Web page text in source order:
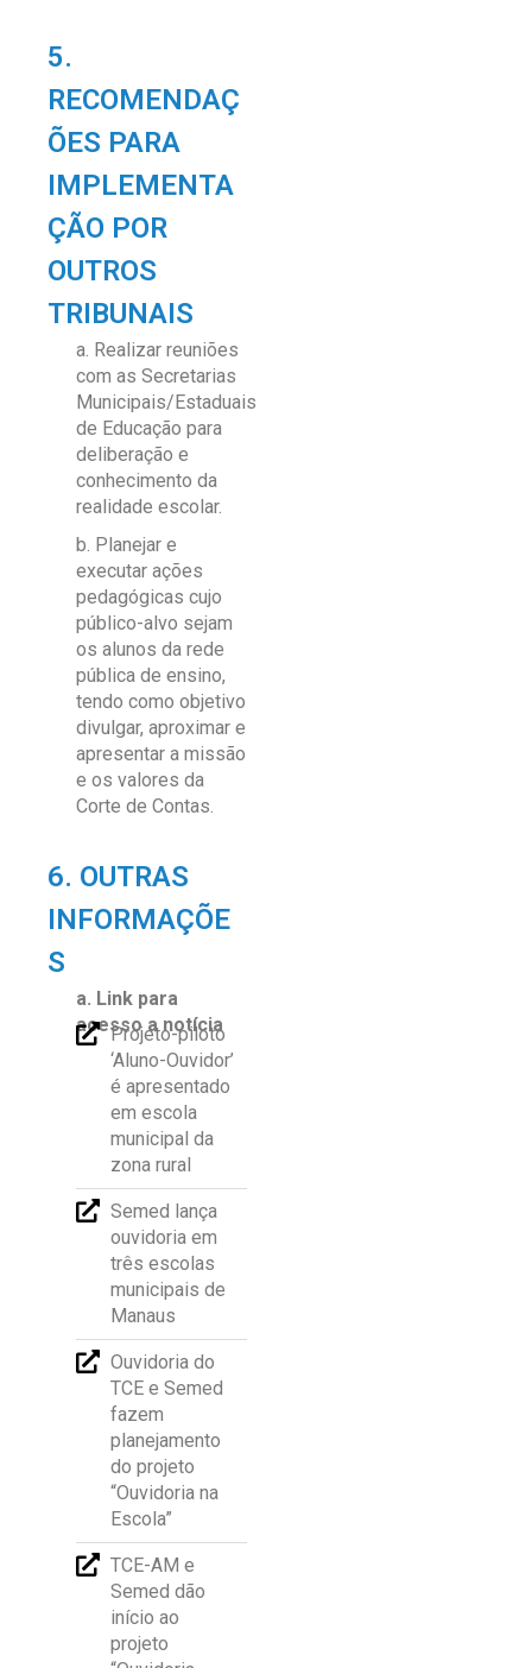
5.
RECOMENDAÇ
ÕES PARA
IMPLEMENTA
ÇÃO POR
OUTROS
TRIBUNAIS
a. Realizar reuniões
com as Secretarias
Municipais/Estaduais
de Educação para
deliberação e
conhecimento da
realidade escolar.
b. Planejar e
executar ações
pedagógicas cujo
público-alvo sejam
os alunos da rede
pública de ensino,
tendo como objetivo
divulgar, aproximar e
apresentar a missão
e os valores da
Corte de Contas.
6. OUTRAS
INFORMAÇÕE
S
a. Link para
acessoanotícia
Projeto-piloto
‘Aluno-Ouvidor’
é apresentado
em escola
municipal da
zona rural
Semed lança
ouvidoria em
três escolas
municipais de
Manaus
Ouvidoria do
TCE e Semed
fazem
planejamento
do projeto
“Ouvidoria na
Escola”
TCE-AM e
Semed dão
início ao
projeto